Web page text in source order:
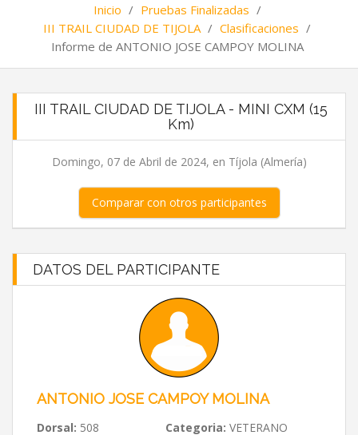
Inicio / Pruebas Finalizadas /
III TRAIL CIUDAD DE TIJOLA / Clasificaciones /
Informe de ANTONIO JOSE CAMPOY MOLINA
III TRAIL CIUDAD DE TIJOLA - MINI CXM (15
Km)
Domingo, 07 de Abril de 2024, en Tíjola (Almería)
Comparar con otros participantes
DATOS DEL PARTICIPANTE
ANTONIO JOSE CAMPOY MOLINA
Dorsal: 508 Categoria: VETERANO